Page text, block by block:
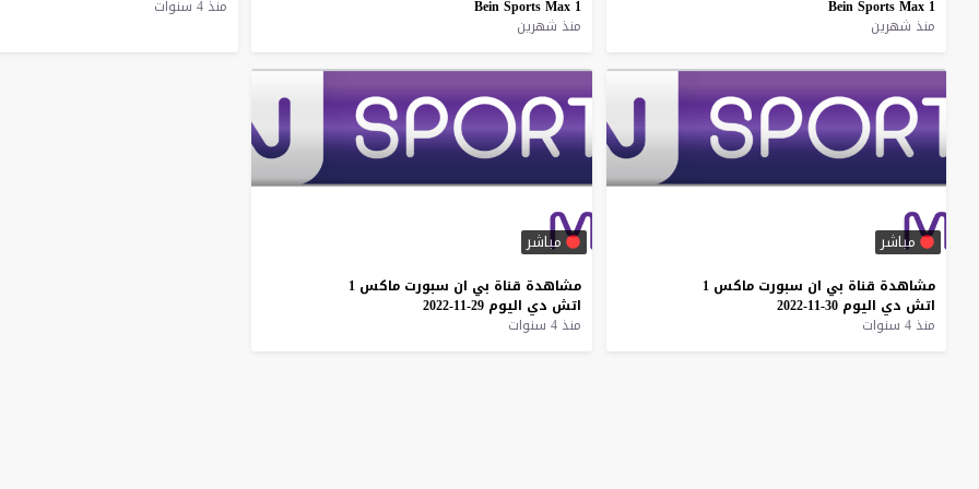
BeinSportsMax 1
منذ شهرين
BeinSportsMax 1
منذ شهرين
منذ 4 سنوات
مباشر
مشاهدة قناة بي ان سبورت ماكس 1
اتش دي اليوم 30-11-2022
منذ 4 سنوات
مباشر
مشاهدة قناة بي ان سبورت ماكس 1
اتش دي اليوم 29-11-2022
منذ 4 سنوات